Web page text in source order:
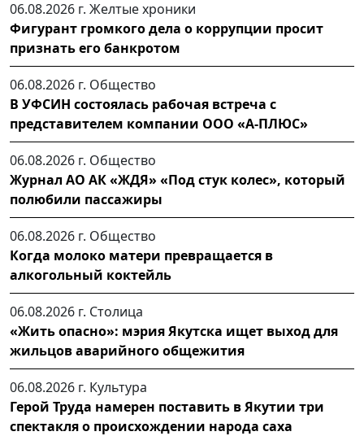
06.08.2026 г. Желтые хроники
Фигурант громкого дела о коррупции просит
признать его банкротом
06.08.2026 г. Общество
В УФСИН состоялась рабочая встреча с
представителем компании ООО «А-ПЛЮС»
06.08.2026 г. Общество
Журнал АО АК «ЖДЯ» «Под стук колес», который
полюбили пассажиры
06.08.2026 г. Общество
Когда молоко матери превращается в
алкогольный коктейль
06.08.2026 г. Столица
«Жить опасно»: мэрия Якутска ищет выход для
жильцов аварийного общежития
06.08.2026 г. Культура
Герой Труда намерен поставить в Якутии три
спектакля о происхождении народа саха